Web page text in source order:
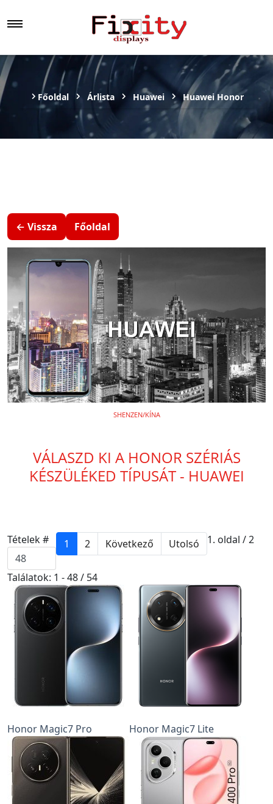
Főoldal Árlista Huawei Huawei Honor
← Vissza Főoldal
SHENZEN/KÍNA
VÁLASZD KI A HONOR SZÉRIÁS
KÉSZÜLÉKED TÍPUSÁT - HUAWEI
Tételek # 1 2 Következő Utolsó 1. oldal / 2
Találatok: 1 - 48 / 54
Honor Magic7 Pro Honor Magic7 Lite